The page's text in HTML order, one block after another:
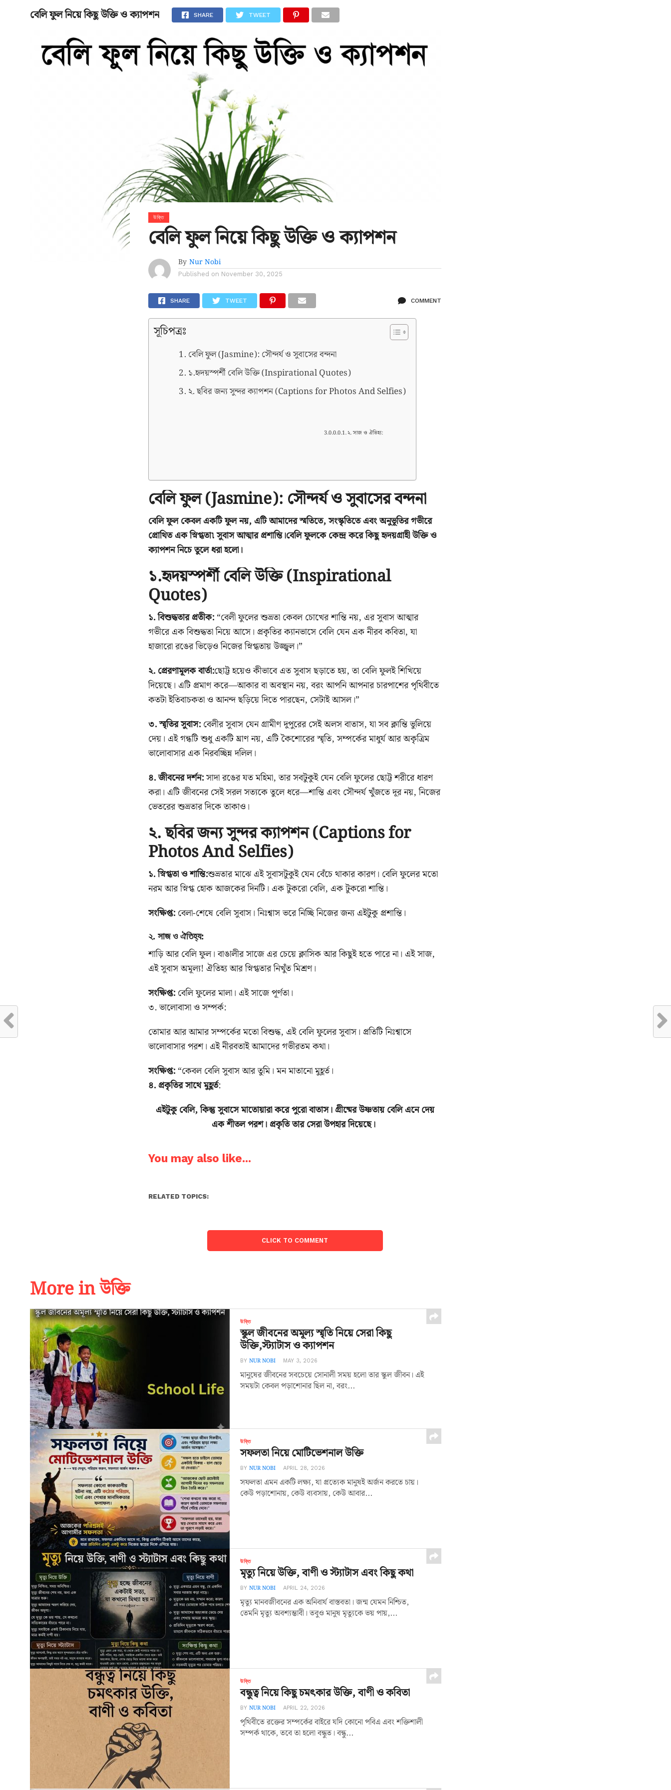
মূলপাতা টেলিকম ইসলামিক টিউটোরিয়াল
বেলি ফুল নিয়ে কিছু উক্তি ও ক্যাপশন SHARE TWEET
উক্তি
বেলি ফুল নিয়ে কিছু উক্তি ও ক্যাপশন
By Nur Nobi
Published on November 30, 2025
SHARE TWEET COMMENT
সূচিপত্রঃ
বেলি ফুল (Jasmine): সৌন্দর্য ও সুবাসের বন্দনা
১.হৃদয়স্পর্শী বেলি উক্তি (Inspirational Quotes)
২. ছবির জন্য সুন্দর ক্যাপশন (Captions for Photos And Selfies)
​২. সাজ ও ঐতিহ্য:
বেলি ফুল (Jasmine): সৌন্দর্য ও সুবাসের বন্দনা
বেলি ফুল কেবল একটি ফুল নয়, এটি আমাদের স্মতিতে, সংস্কৃতিতে এবং অনুভূতির গভীরে
প্রোথিত এক স্নিগ্ধতা৷ সুবাস আড্মার প্রশান্তি।বেলি ফুলকে কেন্দ্র করে কিছু হৃদয়গ্রাহী উক্তি ও
ক্যাপশন নিচে তুলে ধরা হলো।
১.হৃদয়স্পর্শী বেলি উক্তি (Inspirational
Quotes)
১. বিশুদ্ধতার প্রতীক: “বেলী ফুলের শুভ্রতা কেবল চোখের শান্তি নয়, এর সুবাস আত্মার
গভীরে এক বিশুদ্ধতা নিয়ে আসে। প্রকৃতির ক্যানভাসে বেলি যেন এক নীরব কবিতা, যা
হাজারো রঙের ভিড়েও নিজের স্নিগ্ধতায় উজ্জ্বল।”
২. প্রেরণামূলক বার্তা:ছোট্ট হয়েও কীভাবে এত সুবাস ছড়াতে হয়, তা বেলি ফুলই শিখিয়ে
দিয়েছে। এটি প্রমাণ করে—আকার বা অবস্থান নয়, বরং আপনি আপনার চারপাশের পৃথিবীতে
কতটা ইতিবাচকতা ও আনন্দ ছড়িয়ে দিতে পারছেন, সেটাই আসল।”
​৩. স্মৃতির সুবাস: বেলীর সুবাস যেন গ্রামীণ দুপুরের সেই অলস বাতাস, যা সব ক্লান্তি ভুলিয়ে
দেয়। এই গন্ধটি শুধু একটি ঘ্রাণ নয়, এটি কৈশোরের স্মৃতি, সম্পর্কের মাধুর্য আর অকৃত্রিম
ভালোবাসার এক নিরবচ্ছিন্ন দলিল।
​৪. জীবনের দর্শন:সাদা রঙের যত মহিমা, তার সবটুকুই যেন বেলি ফুলের ছোট্ট শরীরে ধারণ
করা। এটি জীবনের সেই সরল সত্যকে তুলে ধরে—শান্তি এবং সৌন্দর্য খুঁজতে দূর নয়, নিজের
ভেতরের শুভ্রতার দিকে তাকাও।
২. ছবির জন্য সুন্দর ক্যাপশন (Captions for
Photos And Selfies)
১. স্নিগ্ধতা ও শান্তি:শুভ্রতার মাঝে এই সুবাসটুকুই যেন বেঁচে থাকার কারণ। বেলি ফুলের মতো
নরম আর স্নিগ্ধ হোক আজকের দিনটি। এক টুকরো বেলি, এক টুকরো শান্তি।
সংক্ষিপ্ত: বেলা-শেষে বেলি সুবাস। নিঃশ্বাস ভরে নিচ্ছি নিজের জন্য এইটুকু প্রশান্তি।
​২. সাজ ও ঐতিহ্য:
শাড়ি আর বেলি ফুল। বাঙালীর সাজে এর চেয়ে ক্লাসিক আর কিছুই হতে পারে না। এই সাজ,
এই সুবাস অমূল্য! ঐতিহ্য আর স্নিগ্ধতার নিখুঁত মিশ্রণ।
সংক্ষিপ্ত: বেলি ফুলের মালা। এই সাজে পূর্ণতা।
​৩. ভালোবাসা ও সম্পর্ক:
তোমার আর আমার সম্পর্কের মতো বিশুদ্ধ, এই বেলি ফুলের সুবাস। প্রতিটি নিঃশ্বাসে
ভালোবাসার পরশ। এই নীরবতাই আমাদের গভীরতম কথা।
সংক্ষিপ্ত: “কেবল বেলি সুবাস আর তুমি। মন মাতানো মুহূর্ত।
৪. প্রকৃতির সাথে মুহূর্ত:
এইটুকু বেলি, কিন্তু সুবাসে মাতোয়ারা করে পুরো বাতাস। গ্রীষ্মের উষ্ণতায় বেলি এনে দেয়
এক শীতল পরশ। প্রকৃতি তার সেরা উপহার দিয়েছে।
You may also like...
RELATED TOPICS:
CLICK TO COMMENT
More in উক্তি
উক্তি
স্কুল জীবনের অমূল্য স্মৃতি নিয়ে সেরা কিছু
উক্তি,স্ট্যাটাস ও ক্যাপশন
BYNUR NOBI MAY 3, 2026
মানুষের জীবনের সবচেয়ে সোনালী সময় হলো তার স্কুল জীবন। এই
সময়টা কেবল পড়াশোনার ছিল না, বরং...
উক্তি
সফলতা নিয়ে মোটিভেশনাল উক্তি
BYNUR NOBI APRIL 28, 2026
সফলতা এমন একটি লক্ষ্য, যা প্রত্যেক মানুষই অর্জন করতে চায়।
কেউ পড়াশোনায়, কেউ ব্যবসায়, কেউ আবার...
উক্তি
মৃত্যু নিয়ে উক্তি, বাণী ও স্ট্যাটাস এবং কিছু কথা
BYNUR NOBI APRIL 24, 2026
মৃত্যু মানবজীবনের এক অনিবার্য বাস্তবতা। জন্ম যেমন নিশ্চিত,
তেমনি মৃত্যু অবশ্যম্ভাবী। তবুও মানুষ মৃত্যুকে ভয় পায়,...
উক্তি
বন্ধুত্ব নিয়ে কিছু চমৎকার উক্তি, বাণী ও কবিতা
BYNUR NOBI APRIL 22, 2026
পৃথিবীতে রক্তের সম্পর্কের বাইরে যদি কোনো পবিএ এবং শক্তিশালী
সম্পর্ক থাকে, তবে তা হলো বন্ধুত। বন্ধু...